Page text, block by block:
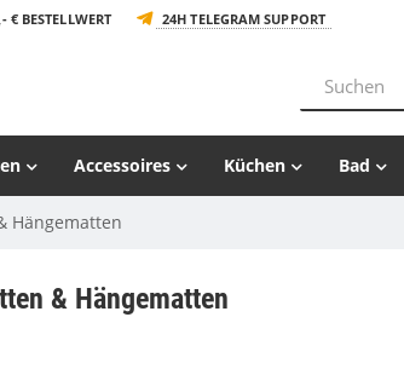
€ BESTELLWERT 24H TELEGRAM SUPPORT
Accessoires Küchen Bad
Hängematten
& Hängematten